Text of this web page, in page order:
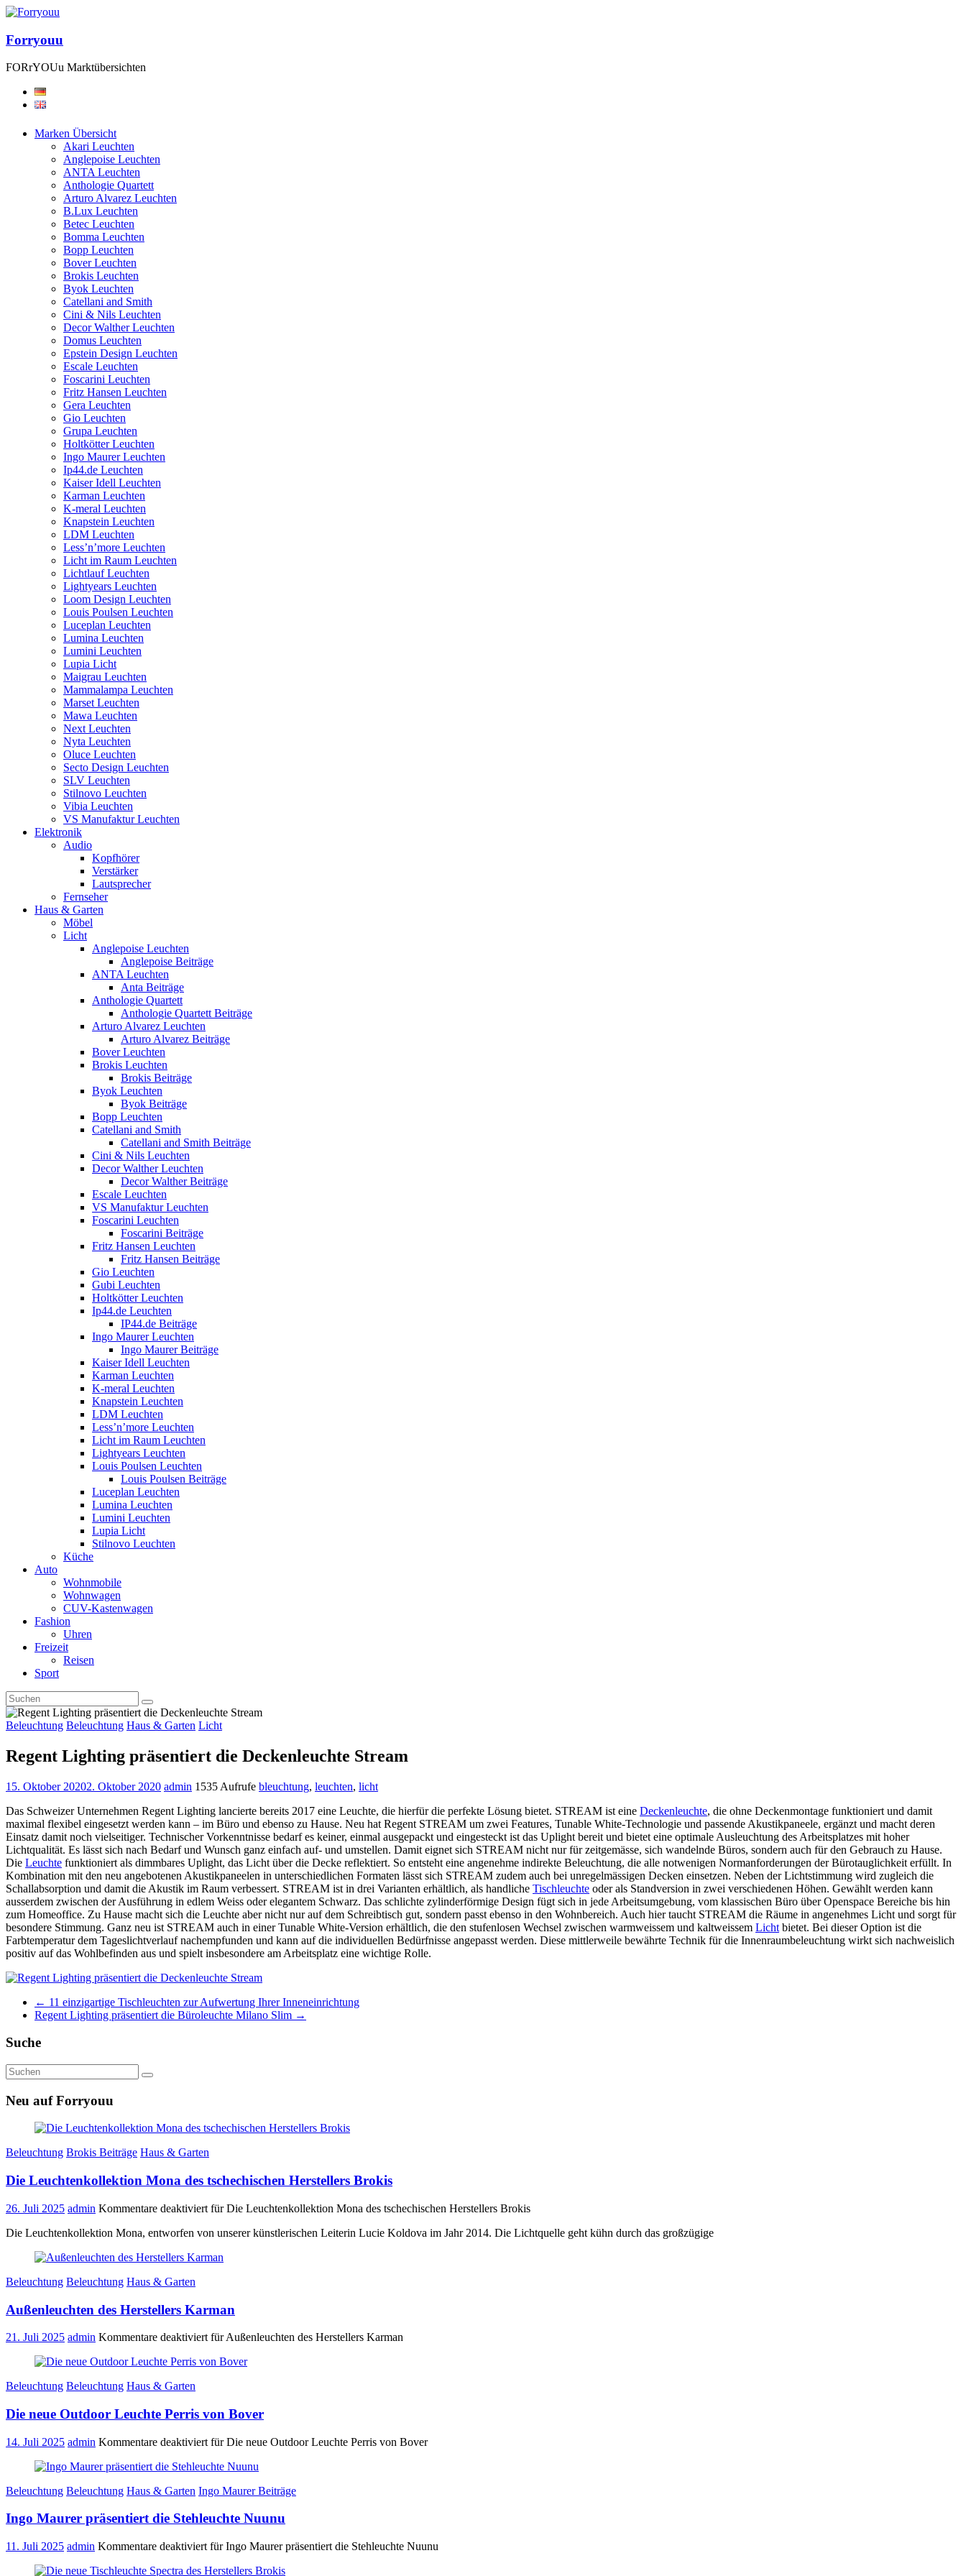
Forryouu
FORrYOUu Marktübersichten
Marken Übersicht
Akari Leuchten
Anglepoise Leuchten
ANTA Leuchten
Anthologie Quartett
Arturo Alvarez Leuchten
B.Lux Leuchten
Betec Leuchten
Bomma Leuchten
Bopp Leuchten
Bover Leuchten
Brokis Leuchten
Byok Leuchten
Catellani and Smith
Cini & Nils Leuchten
Decor Walther Leuchten
Domus Leuchten
Epstein Design Leuchten
Escale Leuchten
Foscarini Leuchten
Fritz Hansen Leuchten
Gera Leuchten
Gio Leuchten
Grupa Leuchten
Holtkötter Leuchten
Ingo Maurer Leuchten
Ip44.de Leuchten
Kaiser Idell Leuchten
Karman Leuchten
K-meral Leuchten
Knapstein Leuchten
LDM Leuchten
Less’n’more Leuchten
Licht im Raum Leuchten
Lichtlauf Leuchten
Lightyears Leuchten
Loom Design Leuchten
Louis Poulsen Leuchten
Luceplan Leuchten
Lumina Leuchten
Lumini Leuchten
Lupia Licht
Maigrau Leuchten
Mammalampa Leuchten
Marset Leuchten
Mawa Leuchten
Next Leuchten
Nyta Leuchten
Oluce Leuchten
Secto Design Leuchten
SLV Leuchten
Stilnovo Leuchten
Vibia Leuchten
VS Manufaktur Leuchten
Elektronik
Audio
Kopfhörer
Verstärker
Lautsprecher
Fernseher
Haus & Garten
Möbel
Licht
Anglepoise Leuchten
Anglepoise Beiträge
ANTA Leuchten
Anta Beiträge
Anthologie Quartett
Anthologie Quartett Beiträge
Arturo Alvarez Leuchten
Arturo Alvarez Beiträge
Bover Leuchten
Brokis Leuchten
Brokis Beiträge
Byok Leuchten
Byok Beiträge
Bopp Leuchten
Catellani and Smith
Catellani and Smith Beiträge
Cini & Nils Leuchten
Decor Walther Leuchten
Decor Walther Beiträge
Escale Leuchten
VS Manufaktur Leuchten
Foscarini Leuchten
Foscarini Beiträge
Fritz Hansen Leuchten
Fritz Hansen Beiträge
Gio Leuchten
Gubi Leuchten
Holtkötter Leuchten
Ip44.de Leuchten
IP44.de Beiträge
Ingo Maurer Leuchten
Ingo Maurer Beiträge
Kaiser Idell Leuchten
Karman Leuchten
K-meral Leuchten
Knapstein Leuchten
LDM Leuchten
Less’n’more Leuchten
Licht im Raum Leuchten
Lightyears Leuchten
Louis Poulsen Leuchten
Louis Poulsen Beiträge
Luceplan Leuchten
Lumina Leuchten
Lumini Leuchten
Lupia Licht
Stilnovo Leuchten
Küche
Auto
Wohnmobile
Wohnwagen
CUV-Kastenwagen
Fashion
Uhren
Freizeit
Reisen
Sport
Beleuchtung Beleuchtung Haus & Garten Licht
Regent Lighting präsentiert die Deckenleuchte Stream
15. Oktober 20202. Oktober 2020 admin 1535 Aufrufe bleuchtung, leuchten, licht
Das Schweizer Unternehmen Regent Lighting lancierte bereits 2017 eine Leuchte, die hierfür die perfekte Lösung bietet. STREAM ist eine Deckenleuchte, die ohne Deckenmontage funktioniert und damit
maximal flexibel eingesetzt werden kann – im Büro und ebenso zu Hause. Neu hat Regent STREAM um zwei Features, Tunable White-Technologie und passende Akustikpaneele, ergänzt und macht deren
Einsatz damit noch vielseitiger. Technischer Vorkenntnisse bedarf es keiner, einmal ausgepackt und eingesteckt ist das Uplight bereit und bietet eine optimale Ausleuchtung des Arbeitsplatzes mit hoher
Lichtqualität. Es lässt sich nach Bedarf und Wunsch ganz einfach auf- und umstellen. Damit eignet sich STREAM nicht nur für zeitgemässe, sich wandelnde Büros, sondern auch für den Gebrauch zu Hause.
Die Leuchte funktioniert als dimmbares Uplight, das Licht über die Decke reflektiert. So entsteht eine angenehme indirekte Beleuchtung, die alle notwenigen Normanforderungen der Bürotauglichkeit erfüllt. In
Kombination mit den neu angebotenen Akustikpaneelen in unterschiedlichen Formaten lässt sich STREAM zudem auch bei unregelmässigen Decken einsetzen. Neben der Lichtstimmung wird zugleich die
Schallabsorption und damit die Akustik im Raum verbessert. STREAM ist in drei Varianten erhältlich, als handliche Tischleuchte oder als Standversion in zwei verschiedenen Höhen. Gewählt werden kann
ausserdem zwischen der Ausführung in edlem Weiss oder elegantem Schwarz. Das schlichte zylinderförmige Design fügt sich in jede Arbeitsumgebung, vom klassischen Büro über Openspace Bereiche bis hin
zum Homeoffice. Zu Hause macht sich die Leuchte aber nicht nur auf dem Schreibtisch gut, sondern passt ebenso in den Wohnbereich. Auch hier taucht STREAM die Räume in angenehmes Licht und sorgt für
besondere Stimmung. Ganz neu ist STREAM auch in einer Tunable White-Version erhältlich, die den stufenlosen Wechsel zwischen warmweissem und kaltweissem Licht bietet. Bei dieser Option ist die
Farbtemperatur dem Tageslichtverlauf nachempfunden und kann auf die individuellen Bedürfnisse angepasst werden. Diese mittlerweile bewährte Technik für die Innenraumbeleuchtung wirkt sich nachweislich
positiv auf das Wohlbefinden aus und spielt insbesondere am Arbeitsplatz eine wichtige Rolle.
← 11 einzigartige Tischleuchten zur Aufwertung Ihrer Inneneinrichtung
Regent Lighting präsentiert die Büroleuchte Milano Slim →
Suche
Neu auf Forryouu
Beleuchtung Brokis Beiträge Haus & Garten
Die Leuchtenkollektion Mona des tschechischen Herstellers Brokis
26. Juli 2025 admin Kommentare deaktiviert für Die Leuchtenkollektion Mona des tschechischen Herstellers Brokis
Die Leuchtenkollektion Mona, entworfen von unserer künstlerischen Leiterin Lucie Koldova im Jahr 2014. Die Lichtquelle geht kühn durch das großzügige
Beleuchtung Beleuchtung Haus & Garten
Außenleuchten des Herstellers Karman
21. Juli 2025 admin Kommentare deaktiviert für Außenleuchten des Herstellers Karman
Beleuchtung Beleuchtung Haus & Garten
Die neue Outdoor Leuchte Perris von Bover
14. Juli 2025 admin Kommentare deaktiviert für Die neue Outdoor Leuchte Perris von Bover
Beleuchtung Beleuchtung Haus & Garten Ingo Maurer Beiträge
Ingo Maurer präsentiert die Stehleuchte Nuunu
11. Juli 2025 admin Kommentare deaktiviert für Ingo Maurer präsentiert die Stehleuchte Nuunu